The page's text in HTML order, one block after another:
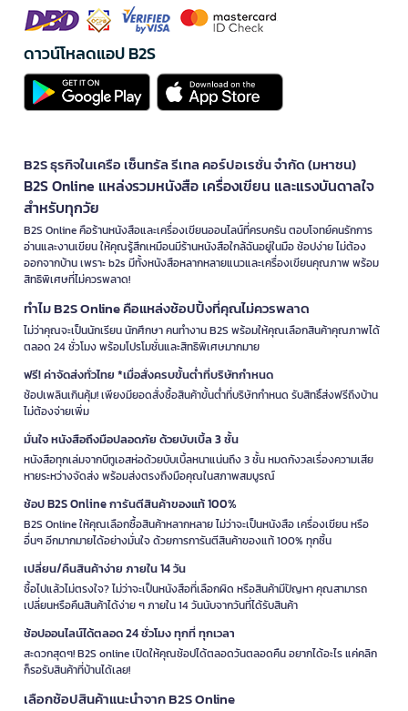
ดาวน์โหลดแอป B2S
B2S ธุรกิจในเครือ เซ็นทรัล รีเทล คอร์ปอเรชั่น จำกัด (มหาชน)
B2S Online แหล่งรวมหนังสือ เครื่องเขียน และแรงบันดาลใจ
สำหรับทุกวัย
B2S Online คือร้านหนังสือและเครื่องเขียนออนไลน์ที่ครบครัน ตอบโจทย์คนรักการ
อ่านและงานเขียน ให้คุณรู้สึกเหมือนมีร้านหนังสือใกล้ฉันอยู่ในมือ ช้อปง่าย ไม่ต้อง
ออกจากบ้าน เพราะ b2s มีทั้งหนังสือหลากหลายแนวและเครื่องเขียนคุณภาพ พร้อม
สิทธิพิเศษที่ไม่ควรพลาด!
ทำไม B2S Online คือแหล่งช้อปปิ้งที่คุณไม่ควรพลาด
ไม่ว่าคุณจะเป็นนักเรียน นักศึกษา คนทำงาน B2S พร้อมให้คุณเลือกสินค้าคุณภาพได้
ตลอด 24 ชั่วโมง พร้อมโปรโมชั่นและสิทธิพิเศษมากมาย
ฟรี! ค่าจัดส่งทั่วไทย *เมื่อสั่งครบขั้นต่ำที่บริษัทกำหนด
ช้อปเพลินเกินคุ้ม! เพียงมียอดสั่งซื้อสินค้าขั้นต่ำที่บริษัทกำหนด รับสิทธิ์ส่งฟรีถึงบ้าน
ไม่ต้องจ่ายเพิ่ม
มั่นใจ หนังสือถึงมือปลอดภัย ด้วยบับเบิ้ล 3 ชั้น
หนังสือทุกเล่มจากบีทูเอสห่อด้วยบับเบิ้ลหนาแน่นถึง 3 ชั้น หมดกังวลเรื่องความเสีย
หายระหว่างจัดส่ง พร้อมส่งตรงถึงมือคุณในสภาพสมบูรณ์
ช้อป B2S Online การันตีสินค้าของแท้ 100%
B2S Online ให้คุณเลือกซื้อสินค้าหลากหลาย ไม่ว่าจะเป็นหนังสือ เครื่องเขียน หรือ
อื่นๆ อีกมากมายได้อย่างมั่นใจ ด้วยการการันตีสินค้าของแท้ 100% ทุกชิ้น
เปลี่ยน/คืนสินค้าง่าย ภายใน 14 วัน
ซื้อไปแล้วไม่ตรงใจ? ไม่ว่าจะเป็นหนังสือที่เลือกผิด หรือสินค้ามีปัญหา คุณสามารถ
เปลี่ยนหรือคืนสินค้าได้ง่าย ๆ ภายใน 14 วันนับจากวันที่ได้รับสินค้า
ช้อปออนไลน์ได้ตลอด 24 ชั่วโมง ทุกที่ ทุกเวลา
สะดวกสุดๆ! B2S online เปิดให้คุณช้อปได้ตลอดวันตลอดคืน อยากได้อะไร แค่คลิก
ก็รอรับสินค้าที่บ้านได้เลย!
เลือกช้อปสินค้าแนะนำจาก B2S Online